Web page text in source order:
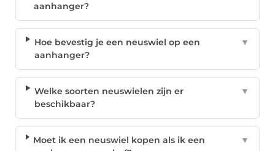
aanhanger?
Hoe bevestig je een neuswiel op een
aanhanger?
▼
Welke soorten neuswielen zijn er
beschikbaar?
▼
Moet ik een neuswiel kopen als ik een
▼